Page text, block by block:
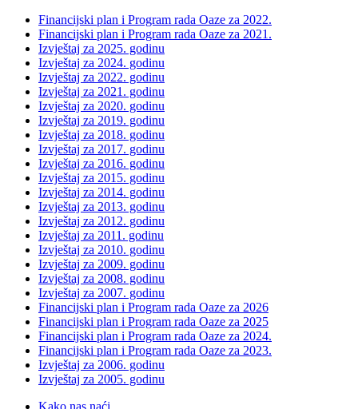
Financijski plan i Program rada Oaze za 2022.
Financijski plan i Program rada Oaze za 2021.
Izvještaj za 2025. godinu
Izvještaj za 2024. godinu
Izvještaj za 2022. godinu
Izvještaj za 2021. godinu
Izvještaj za 2020. godinu
Izvještaj za 2019. godinu
Izvještaj za 2018. godinu
Izvještaj za 2017. godinu
Izvještaj za 2016. godinu
Izvještaj za 2015. godinu
Izvještaj za 2014. godinu
Izvještaj za 2013. godinu
Izvještaj za 2012. godinu
Izvještaj za 2011. godinu
Izvještaj za 2010. godinu
Izvještaj za 2009. godinu
Izvještaj za 2008. godinu
Izvještaj za 2007. godinu
Financijski plan i Program rada Oaze za 2026
Financijski plan i Program rada Oaze za 2025
Financijski plan i Program rada Oaze za 2024.
Financijski plan i Program rada Oaze za 2023.
Izvještaj za 2006. godinu
Izvještaj za 2005. godinu
Kako nas naći